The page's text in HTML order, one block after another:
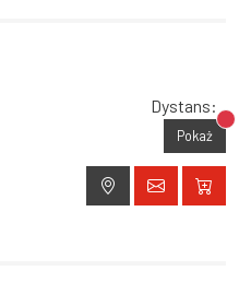
Dystans:
Pokaż